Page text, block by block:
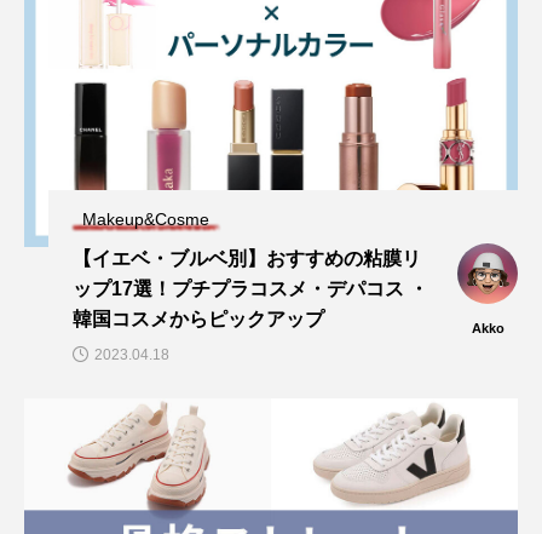
Makeup&Cosme
【イエベ・ブルベ別】おすすめの粘膜リ
ップ17選！プチプラコスメ・デパコス ・
韓国コスメからピックアップ
Akko
2023.04.18